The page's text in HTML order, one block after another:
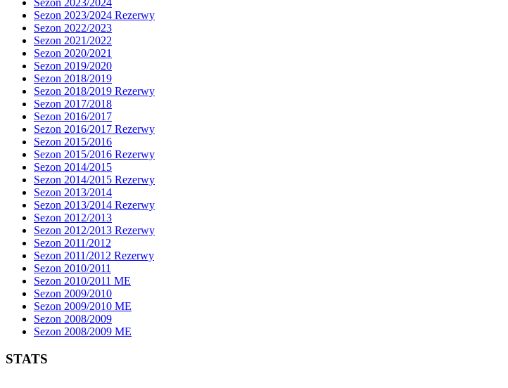
Sezon 2023/2024
Sezon 2023/2024 Rezerwy
Sezon 2022/2023
Sezon 2021/2022
Sezon 2020/2021
Sezon 2019/2020
Sezon 2018/2019
Sezon 2018/2019 Rezerwy
Sezon 2017/2018
Sezon 2016/2017
Sezon 2016/2017 Rezerwy
Sezon 2015/2016
Sezon 2015/2016 Rezerwy
Sezon 2014/2015
Sezon 2014/2015 Rezerwy
Sezon 2013/2014
Sezon 2013/2014 Rezerwy
Sezon 2012/2013
Sezon 2012/2013 Rezerwy
Sezon 2011/2012
Sezon 2011/2012 Rezerwy
Sezon 2010/2011
Sezon 2010/2011 ME
Sezon 2009/2010
Sezon 2009/2010 ME
Sezon 2008/2009
Sezon 2008/2009 ME
STATS